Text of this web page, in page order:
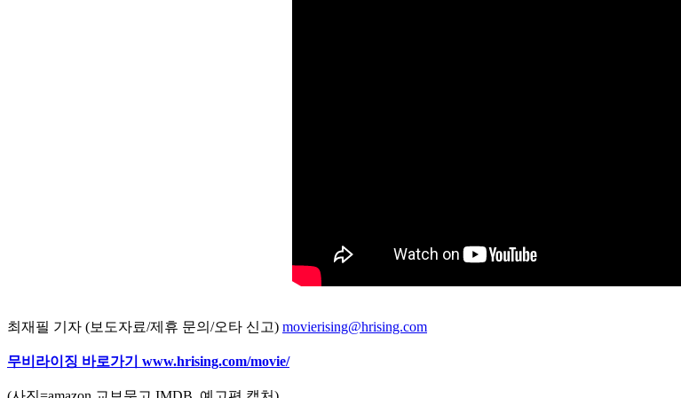
최재필 기자 (보도자료/제휴 문의/오타 신고) movierising@hrising.com
무비라이징 바로가기 www.hrising.com/movie/